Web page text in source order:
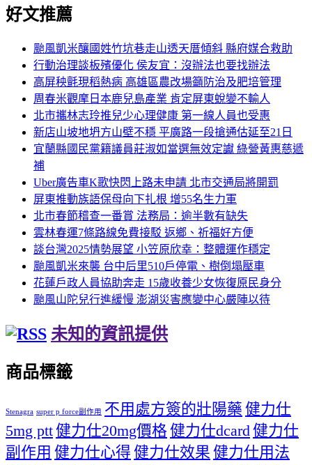
好文推薦
颱風凱米釀國姓竹坑巷走山透天厝傾斜 縣府媒合救助
行動治理談板殯優化 侯友宜：沒辦法也要找辦法
高屏秧氈現稻熱病 高雄區農改場籲防治及肥培管理
周春米觀摩日本鹿兒島產業 肯定屏東蛻變不輸人
北市攜林志玲推兒少心理健康 第一線人員也受惠
新店山坡地坍方山壁不穩 平廣路一段搶通估延至21日
宜蘭縣國民黨籍議員莊淑如當選無效定讞 綠營黃惠慈遞
補
Uber廣告車K歌快閃上路未申請 北市交通局將開罰
屏東推動族語保母向下扎根 增55名生力軍
北市春節稽查一番賞 法務局：逾半數有缺失
雲林春運7條路線免費接駁 返鄉、祈福好方便
談台灣2025情勢展望 小笠原欣幸：整體運作穩定
颱風凱米來襲 台中后里510戶停電、樹倒塌壓車
花蓮戶政人員協助奔走 15歲收養少女恢復原民身分
颱風山陀兒行進緩慢 澎湖災害應變中心嚴陣以待
未知的資訊提供
商品標籤
Stenagra super p force副作用 不用處方簽的壯陽藥 健力仕
5mg ptt健力仕20mg價格健力仕dcard健力仕
副作用 健力仕心得 健力仕效果 健力仕用法